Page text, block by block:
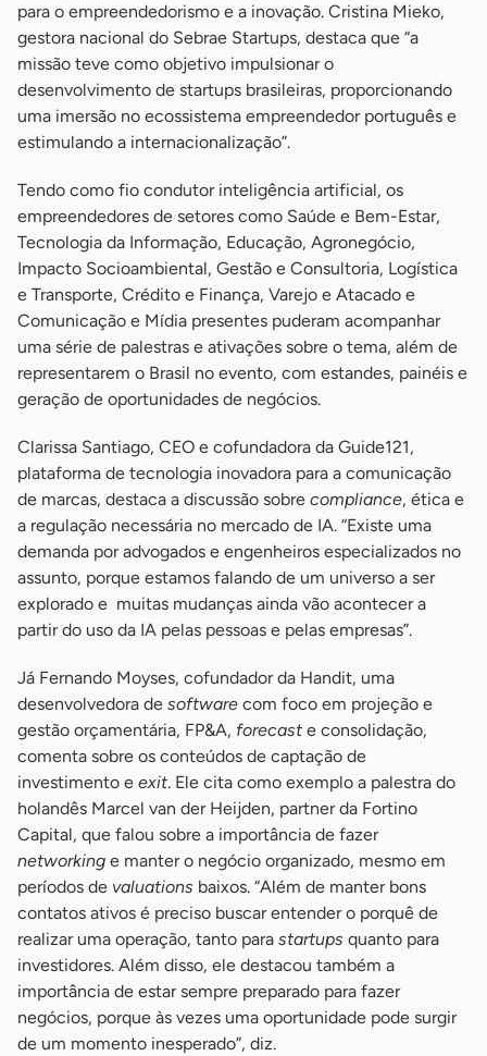
para o empreendedorismo e a inovação. Cristina Mieko,
gestora nacional do Sebrae Startups, destaca que “a
missão teve como objetivo impulsionar o
desenvolvimento de startups brasileiras, proporcionando
uma imersão no ecossistema empreendedor português e
estimulando a internacionalização”.
Tendo como fio condutor inteligência artificial, os
empreendedores de setores como Saúde e Bem-Estar,
Tecnologia da Informação, Educação, Agronegócio,
Impacto Socioambiental, Gestão e Consultoria, Logística
e Transporte, Crédito e Finança, Varejo e Atacado e
Comunicação e Mídia presentes puderam acompanhar
uma série de palestras e ativações sobre o tema, além de
representarem o Brasil no evento, com estandes, painéis e
geração de oportunidades de negócios.
Clarissa Santiago, CEO e cofundadora da Guide121,
plataforma de tecnologia inovadora para a comunicação
de marcas, destaca a discussão sobre compliance, ética e
a regulação necessária no mercado de IA. “Existe uma
demanda por advogados e engenheiros especializados no
assunto, porque estamos falando de um universo a ser
explorado e muitas mudanças ainda vão acontecer a
partir do uso da IA pelas pessoas e pelas empresas”.
Já Fernando Moyses, cofundador da Handit, uma
desenvolvedora de software com foco em projeção e
gestão orçamentária, FP&A, forecast e consolidação,
comenta sobre os conteúdos de captação de
investimento e exit. Ele cita como exemplo a palestra do
holandês Marcel van der Heijden, partner da Fortino
Capital, que falou sobre a importância de fazer
networking e manter o negócio organizado, mesmo em
períodos de valuations baixos. “Além de manter bons
contatos ativos é preciso buscar entender o porquê de
realizar uma operação, tanto para startups quanto para
investidores. Além disso, ele destacou também a
importância de estar sempre preparado para fazer
negócios, porque às vezes uma oportunidade pode surgir
de um momento inesperado”, diz.